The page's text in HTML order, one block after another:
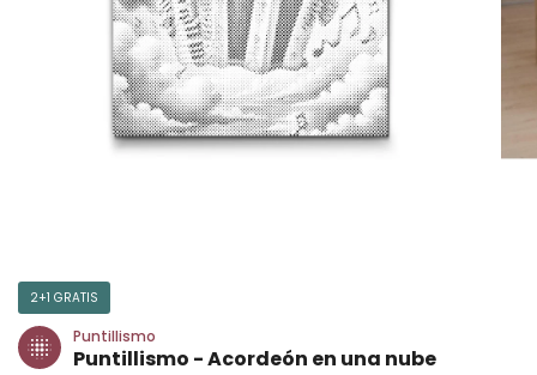
2+1 GRATIS
Puntillismo
Puntillismo - Acordeón en una nube